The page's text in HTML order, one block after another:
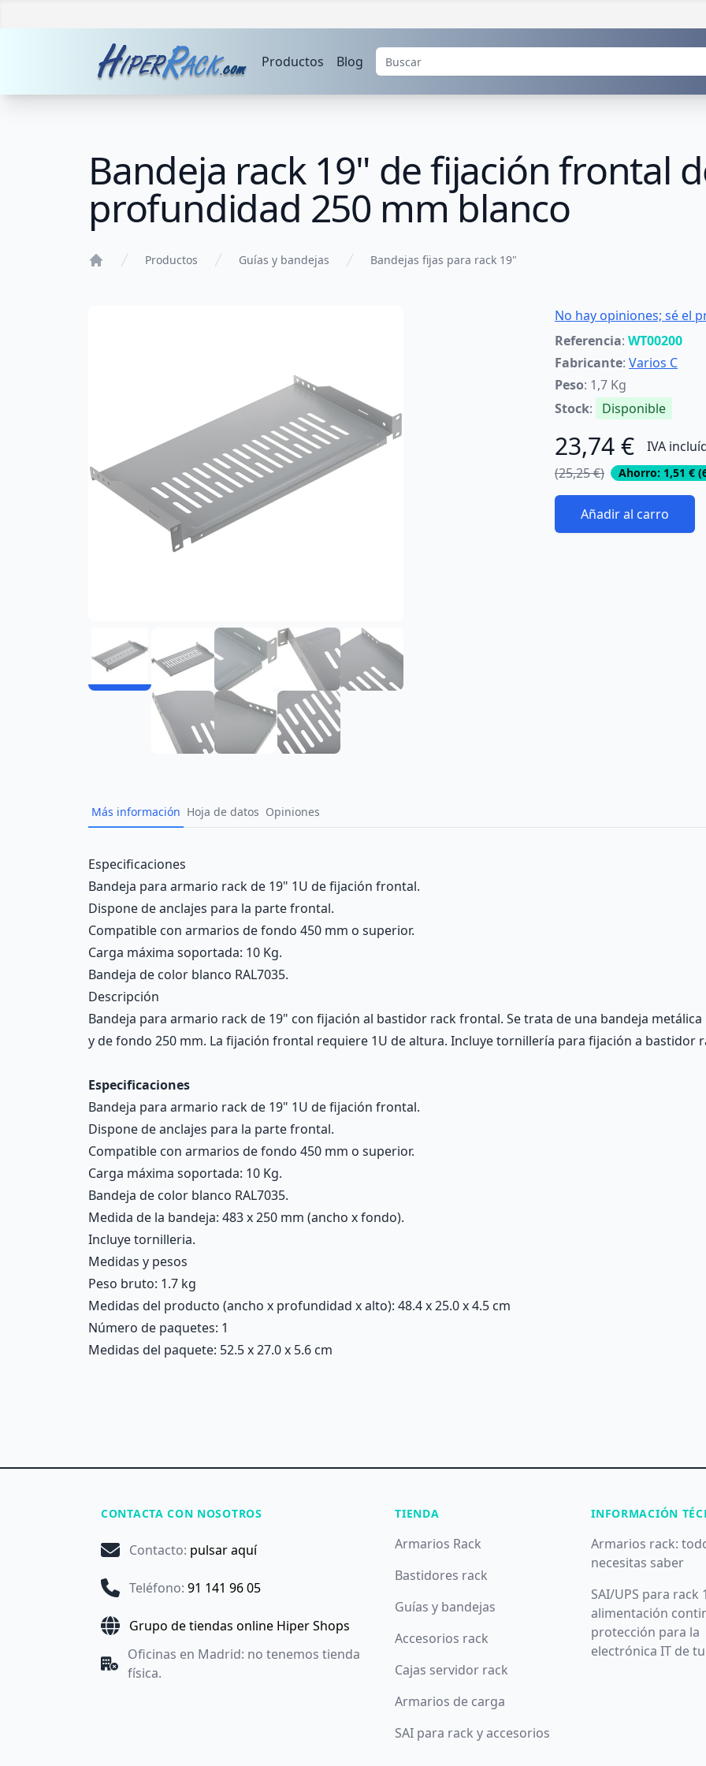
Productos Blog
Bandeja rack 19" de fijación frontal
profundidad 250 mm blanco
Productos Guías y bandejas Bandejas fijas para rack 19"
No hay opiniones; sé el
Referencia: WT00200
Fabricante: Varios C
Peso: 1,7 Kg
Stock: Disponible
23,74 €
IVA
(25,25 €)
Ahorro: 1,51 €
Añadir al carro
Más información Hoja de datos Opiniones
Description
Especificaciones
Bandeja para armario rack de 19" 1U de fijación frontal.
Dispone de anclajes para la parte frontal.
Compatible con armarios de fondo 450 mm o superior.
Carga máxima soportada: 10 Kg.
Bandeja de color blanco RAL7035.
Descripción
Bandeja para armario rack de 19" con fijación al bastidor rack frontal. Se trata de una bandeja
y de fondo 250 mm. La fijación frontal requiere 1U de altura. Incluye tornillería para fijación a bastidor
Especificaciones
Bandeja para armario rack de 19" 1U de fijación frontal.
Dispone de anclajes para la parte frontal.
Compatible con armarios de fondo 450 mm o superior.
Carga máxima soportada: 10 Kg.
Bandeja de color blanco RAL7035.
Medida de la bandeja: 483 x 250 mm (ancho x fondo).
Incluye tornilleria.
Medidas y pesos
Peso bruto: 1.7 kg
Medidas del producto (ancho x profundidad x alto): 48.4 x 25.0 x 4.5 cm
Número de paquetes: 1
Medidas del paquete: 52.5 x 27.0 x 5.6 cm
CONTACTA CON NOSOTROS
Contacto: pulsar aquí
Teléfono: 91 141 96 05
Grupo de tiendas online Hiper Shops
Oficinas en Madrid: no tenemos tienda
física.
TIENDA
Armarios Rack
Bastidores rack
Guías y bandejas
Accesorios rack
Cajas servidor rack
Armarios de carga
SAI para rack y accesorios
INFORMACIÓN
Armarios rack:
necesitas saber
SAI/UPS para rack
alimentación
protección para la
electrónica IT de